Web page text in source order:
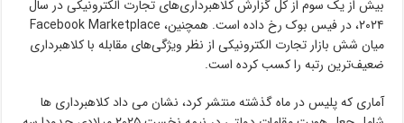
بیش از یک سوم از کل گزارش‌ کلاهبرداری‌های تجارت الکترونیکی در سال
۲۰۲۴، در فیس بوک رخ داده است. همچنین، Facebook Marketplace
میان شش بازار تجارت الکترونیکی از نظر ویژگی‌های مقابله با کلاهبرداری
ضعیف‌ترین رتبه را کسب کرده است.
آماری که پلیس در ماه گذشته منتشر کرد، نشان می داد کلاهبرداری ها